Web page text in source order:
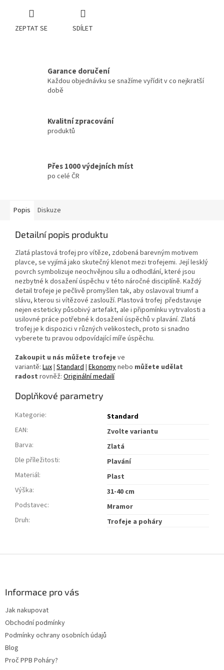
ZEPTAT SE SDÍLET
Garance doručení
Každou objednávku se snažíme vyřídit v co nejkratší
době
Kvalitní zpracování
produktů
Přes 1000 výdejních míst
po celé ČR
Popis Diskuze
Detailní popis produktu
Zlatá plastová trofej pro vítěze, zdobená barevným motivem
plavce, se vyjímá jako skutečný klenot mezi trofejemi. Její lesklý
povrch symbolizuje neochvějnou sílu a odhodlání, které jsou
nezbytné k dosažení úspěchu v této náročné disciplíně. Každý
detail trofeje je pečlivě promyšlen tak, aby oslavoval triumf a
slávu, kterou si vítězové zaslouží. Plastová trofej představuje
nejen esteticky působivý artefakt, ale i připomínku vytrvalosti a
usilovné práce potřebné k dosažení úspěchů v plavání. Zlatá
trofej je k dispozici v různých velikostech, proto si snadno
vyberete tu pravou odpovídající míře úspěchu.
Zakoupit u nás můžete trofeje ve
variantě: Lux| Standard| Ekonomynebo můžete udělat
radost rovněž: Originální medailí
Doplňkové parametry
Kategorie:
Standard
EAN:
Zvolte variantu
Barva:
Zlatá
Dle příležitosti:
Plavání
Materiál:
Plast
Výška:
31-40 cm
Podstavec:
Mramor
Druh: Trofeje a poháry
Informace pro vás
Jak nakupovat
Obchodní podmínky
Podmínky ochrany osobních údajů
Blog
Proč PPB Poháry?